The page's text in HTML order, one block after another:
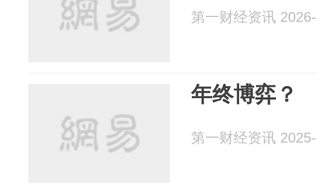
第一财经资讯
年终博弈？
第一财经资讯